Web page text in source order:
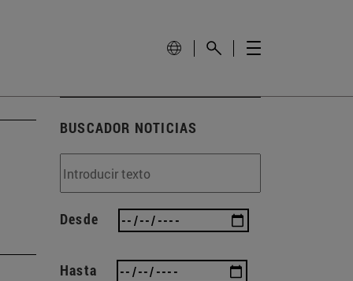
BUSCADOR NOTICIAS
Desde
Hasta